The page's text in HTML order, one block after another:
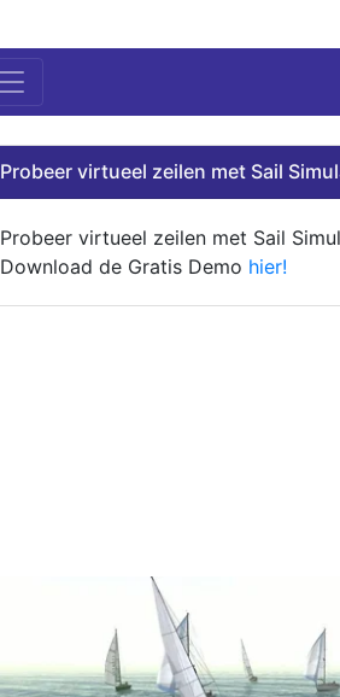
Probeer virtueel zeilen met Sail
Probeer virtueel zeilen met Sail
Download de Gratis Demo hier!